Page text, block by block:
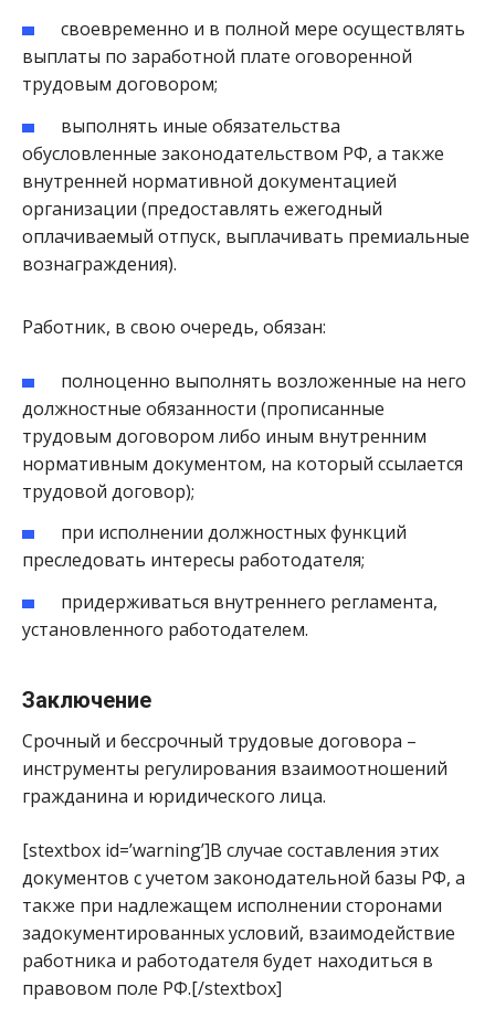
своевременно и в полной мере осуществлять
выплаты по заработной плате оговоренной
трудовым договором;
выполнять иные обязательства
обусловленные законодательством РФ, а также
внутренней нормативной документацией
организации (предоставлять ежегодный
оплачиваемый отпуск, выплачивать премиальные
вознаграждения).
Работник, в свою очередь, обязан:
полноценно выполнять возложенные на него
должностные обязанности (прописанные
трудовым договором либо иным внутренним
нормативным документом, на который ссылается
трудовой договор);
при исполнении должностных функций
преследовать интересы работодателя;
придерживаться внутреннего регламента,
установленного работодателем.
Заключение
Срочный и бессрочный трудовые договора –
инструменты регулирования взаимоотношений
гражданина и юридического лица.
[stextbox id=’warning’]В случае составления этих
документов с учетом законодательной базы РФ, а
также при надлежащем исполнении сторонами
задокументированных условий, взаимодействие
работника и работодателя будет находиться в
правовом поле РФ.[/stextbox]